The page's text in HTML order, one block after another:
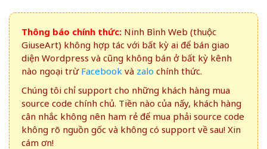
Thông báo chính thức: Ninh Bình Web (thuộc
GiuseArt) không hợp tác với bất kỳ ai để bán giao
diện Wordpress và cũng không bán ở bất kỳ kênh
nào ngoại trừ Facebook và zalo chính thức.
Chúng tôi chỉ support cho những khách hàng mua
source code chính chủ. Tiền nào của nấy, khách hàng
cân nhắc không nên ham rẻ để mua phải source code
không rõ nguồn gốc và không có support về sau! Xin
cám ơn!